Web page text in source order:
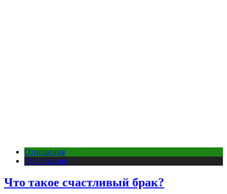
Отношения
Публикации
Что такое счастливый брак?